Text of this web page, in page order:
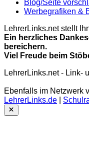
Blog/Seite
Werbegrafiken &
LehrerLinks.net stellt
Ein herzliches
bereichern.
Viel Freude beim
LehrerLinks.net - Link-
Ebenfalls im Netzwerk
LehrerLinks.de
Close